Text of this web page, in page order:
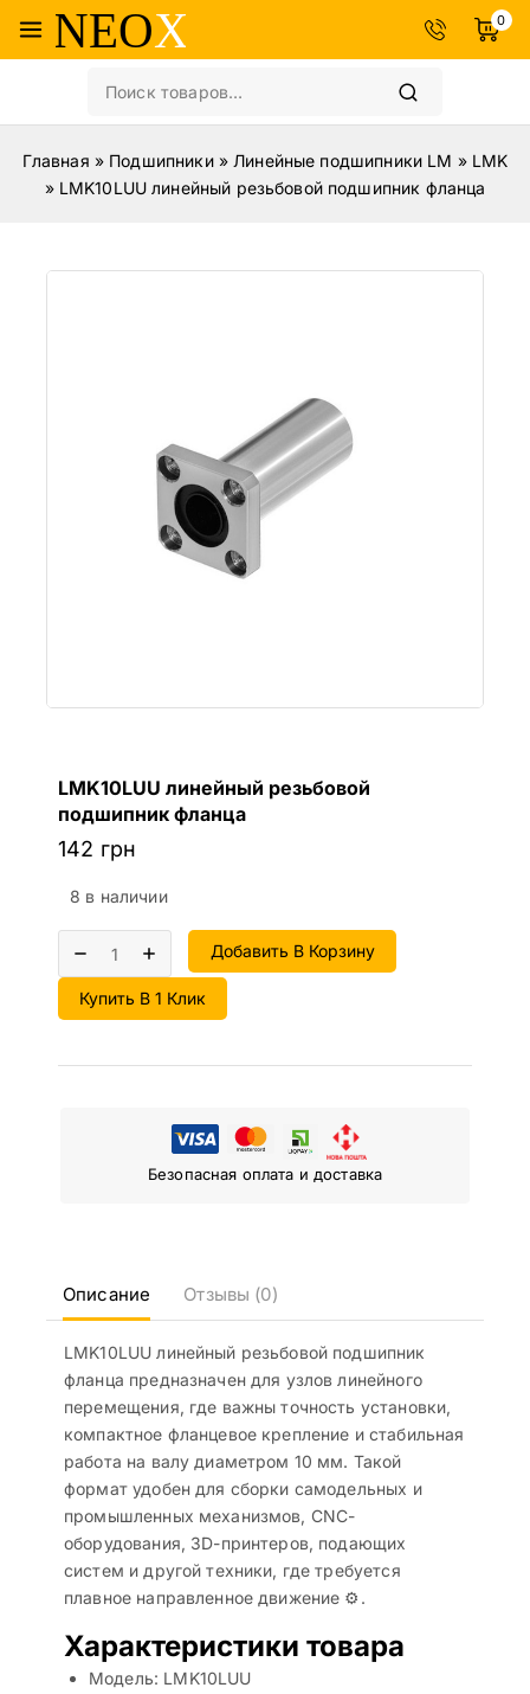
0
Главная » Подшипники» Линейные подшипники LM » LMK
» LMK10LUU линейный резьбовой подшипник фланца
LMK10LUU линейный резьбовой
подшипник фланца
142 грн
8 в наличии
Добавить В Корзину
Купить В 1 Клик
Безопасная оплата и доставка
Описание Отзывы (0)
LMK10LUU линейный резьбовой подшипник
фланца предназначен для узлов линейного
перемещения, где важны точность установки,
компактное фланцевое крепление и стабильная
работа на валу диаметром 10 мм. Такой
формат удобен для сборки самодельных и
промышленных механизмов, CNC-
оборудования, 3D-принтеров, подающих
систем и другой техники, где требуется
плавное направленное движение ⚙️.
Характеристики товара
Модель: LMK10LUU